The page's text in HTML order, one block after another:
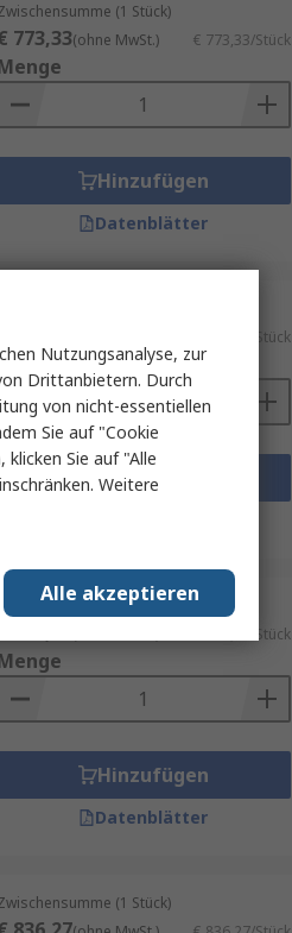
(1 Stück)
773,33(ohne MwSt.) € 773,33/Stück
Hinzufügen
Datenblätter
€ 585,75/Stück
Hinzufügen
(1 Stück)
€ 336,35/Stück
Hinzufügen
Datenblätter
(1 Stück)
Nutzungsanalyse, zur
Drittanbietern. Durch
von nicht-essentiellen
Sie auf "Cookie
Sie auf "Alle
Weitere
Alle akzeptieren